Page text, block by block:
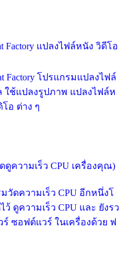
Factory แปลงไฟล์หนัง วิดีโอ
Factory โปรแกรมแปลงไฟล์
ใช้แปลงรูปภาพ แปลงไฟล์ห
โอ ต่าง ๆ
ดูความเร็ว CPU เครื่องคุณ)
วัดความเร็ว CPU อีกหนึ่งโ
ดูความเร็ว CPU และ ยังรว
ซอฟต์แวร์ ในเครื่องด้วย ฟ